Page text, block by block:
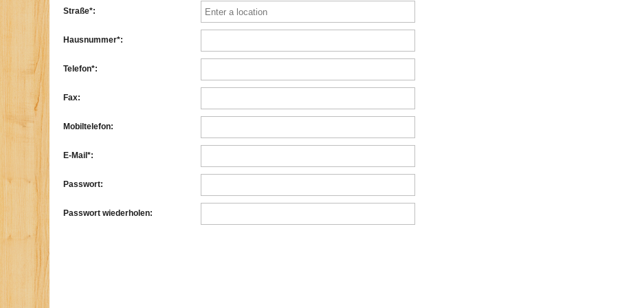
Straße*:
Hausnummer*:
Telefon*:
Fax:
Mobiltelefon:
E-Mail*:
Passwort:
Passwort wiederholen: